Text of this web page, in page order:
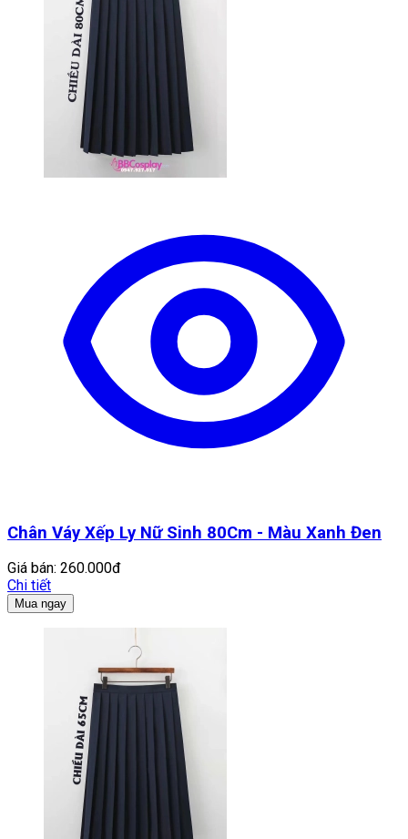
Chân Váy Xếp Ly Nữ Sinh 80Cm - Màu Xanh Đen
Giá bán: 260.000đ
Chi tiết
Mua ngay